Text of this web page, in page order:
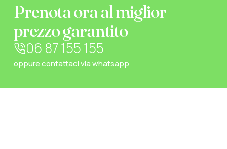
Prenota ora al miglior
prezzo garantito
06 87 155 155
oppurecontattaci via whatsapp